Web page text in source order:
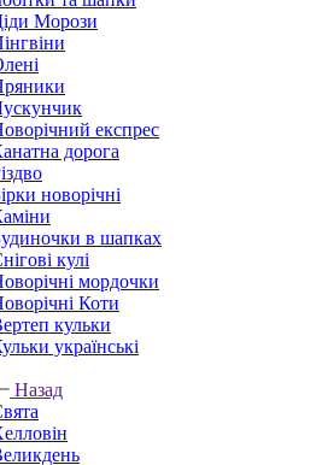
Морози
експрес
дорога
новорічні
в шапках
кулі
мордочки
Коти
кульки
українські
Назад